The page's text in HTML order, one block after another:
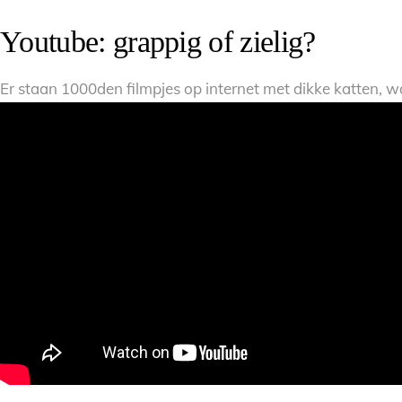
Youtube: grappig of zielig?
Er staan 1000den filmpjes op internet met dikke katten,